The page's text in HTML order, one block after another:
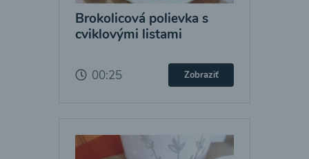
Brokolicová polievka s
cviklovými listami
00:25 Zobraziť